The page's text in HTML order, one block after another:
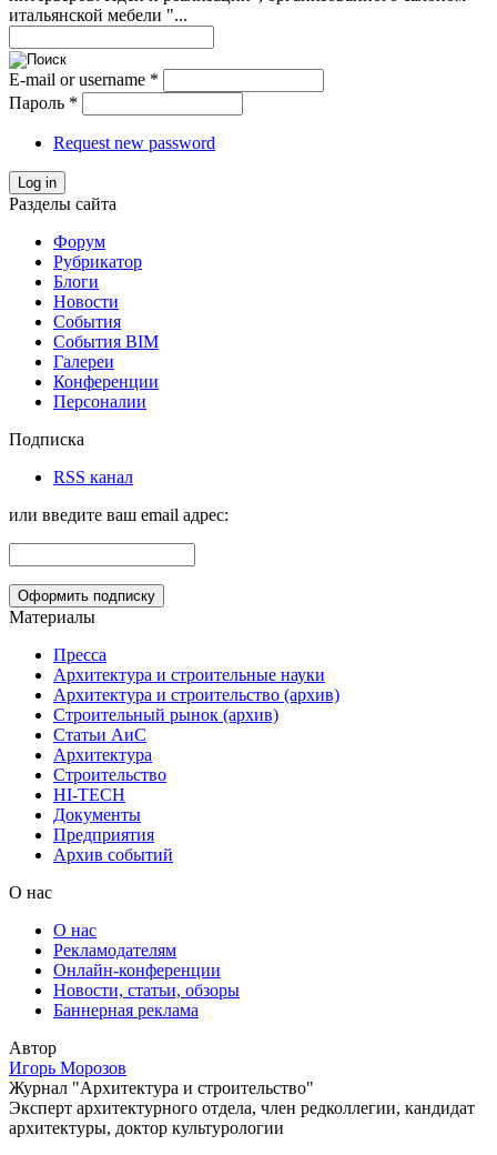
итальянской мебели "...
E-mail or username *
Пароль *
Request new password
Log in
Разделы сайта
Форум
Рубрикатор
Блоги
Новости
События
События BIM
Галереи
Конференции
Персоналии
Подписка
RSS канал
или введите ваш email адрес:
Материалы
Пресса
Архитектура и строительные науки
Архитектура и строительство (архив)
Строительный рынок (архив)
Статьи АиС
Архитектура
Строительство
HI-TECH
Документы
Предприятия
Архив событий
О нас
О нас
Рекламодателям
Онлайн-конференции
Новости, статьи, обзоры
Баннерная реклама
Автор
Игорь Морозов
Журнал "Архитектура и строительство"
Эксперт архитектурного отдела, член редколлегии, кандидат
архитектуры, доктор культурологии